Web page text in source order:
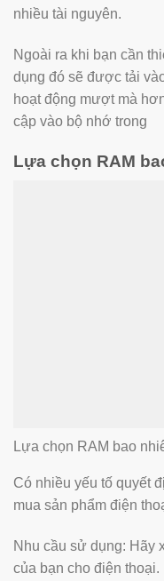
nhiều tài nguyên.
Ngoài ra khi bạn cần
dụng đó sẽ được tải
hoạt động mượt mà
cập vào bộ nhớ trong
Lựa chọn RAM
Lựa chọn RAM bao
Có nhiều yếu tố quyết
mua sản phẩm điện
Nhu cầu sử dụng: Hãy
của bạn cho điện